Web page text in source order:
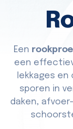
Een
een
lekkages
sporen in
daken,